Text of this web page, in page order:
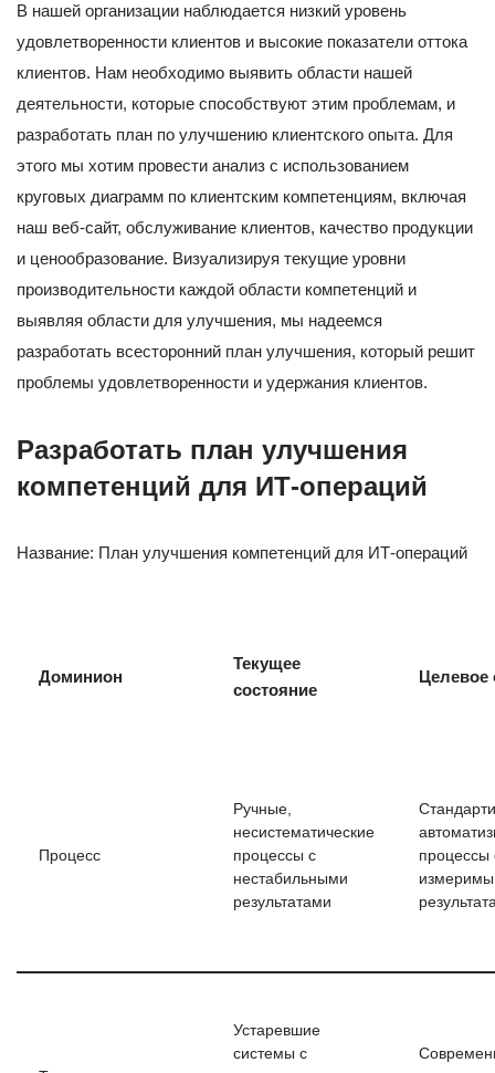
В нашей организации наблюдается низкий уровень
удовлетворенности клиентов и высокие показатели оттока
клиентов. Нам необходимо выявить области нашей
деятельности, которые способствуют этим проблемам, и
разработать план по улучшению клиентского опыта. Для
этого мы хотим провести анализ с использованием
круговых диаграмм по клиентским компетенциям, включая
наш веб-сайт, обслуживание клиентов, качество продукции
и ценообразование. Визуализируя текущие уровни
производительности каждой области компетенций и
выявляя области для улучшения, мы надеемся
разработать всесторонний план улучшения, который решит
проблемы удовлетворенности и удержания клиентов.
Разработать план улучшения
компетенций для ИТ-операций
Название: План улучшения компетенций для ИТ-операций
Доминион
Текущее
состояние
Целевое
Процесс
Ручные,
несистематические
процессы с
нестабильными
результатами
процессы
Устаревшие
системы с